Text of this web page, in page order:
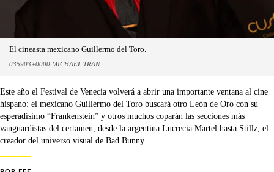
El cineasta mexicano Guillermo del Toro.
035903+0000 MICHAEL TRAN
Este año el Festival de Venecia volverá a abrir una importante ventana al cine
hispano: el mexicano Guillermo del Toro buscará otro León de Oro con su
esperadísimo “Frankenstein” y otros muchos coparán las secciones más
vanguardistas del certamen, desde la argentina Lucrecia Martel hasta Stillz, el
creador del universo visual de Bad Bunny.